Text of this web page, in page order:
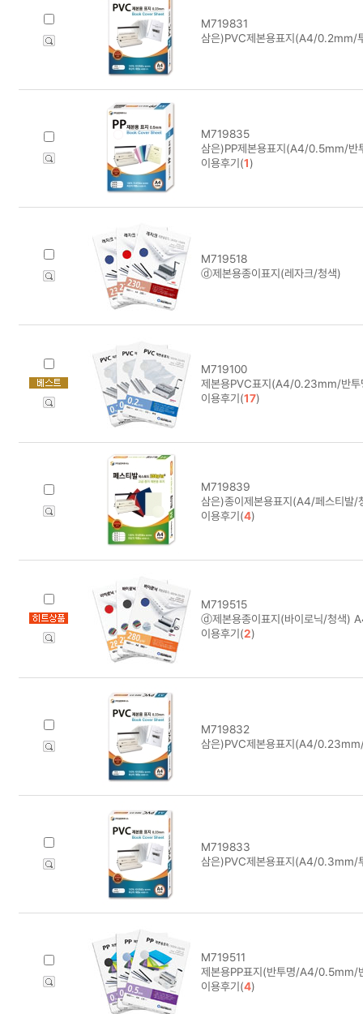
M719831
삼은)PVC제본용표지(A4/0.2mm/
M719835
삼은)PP제본용표지(A4/0.5mm/반
이용후기(1)
M719518
ⓓ제본용종이표지(레자크/청색)
M719100
제본용PVC표지(A4/0.23mm/반투
이용후기(17)
M719839
삼은)종이제본용표지(A4/페스티발/
이용후기(4)
M719515
ⓓ제본용종이표지(바이로닉/청색)
이용후기(2)
M719832
삼은)PVC제본용표지(A4/
M719833
삼은)PVC제본용표지(A4/0.3mm/
M719511
제본용PP표지(반투명/A4/0.5mm/
이용후기(4)